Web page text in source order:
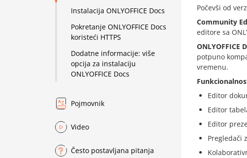
Instalacija ONLYOFFICE Docs
Pokretanje ONLYOFFICE Docs
koristeći HTTPS
Dodatne informacije: više
opcija za instalaciju
ONLYOFFICE Docs
Pojmovnik
Video
Često postavljana pitanja
Počevši od
Community
editore sa
ONLYOFFICE
potpuno
vremenu.
Editor
Editor
Editor
Pregledači